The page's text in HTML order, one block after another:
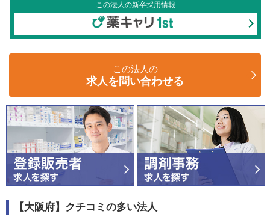
この法人の新卒採用情報
この法人の
求人を問い合わせる
【大阪府】クチコミの多い法人